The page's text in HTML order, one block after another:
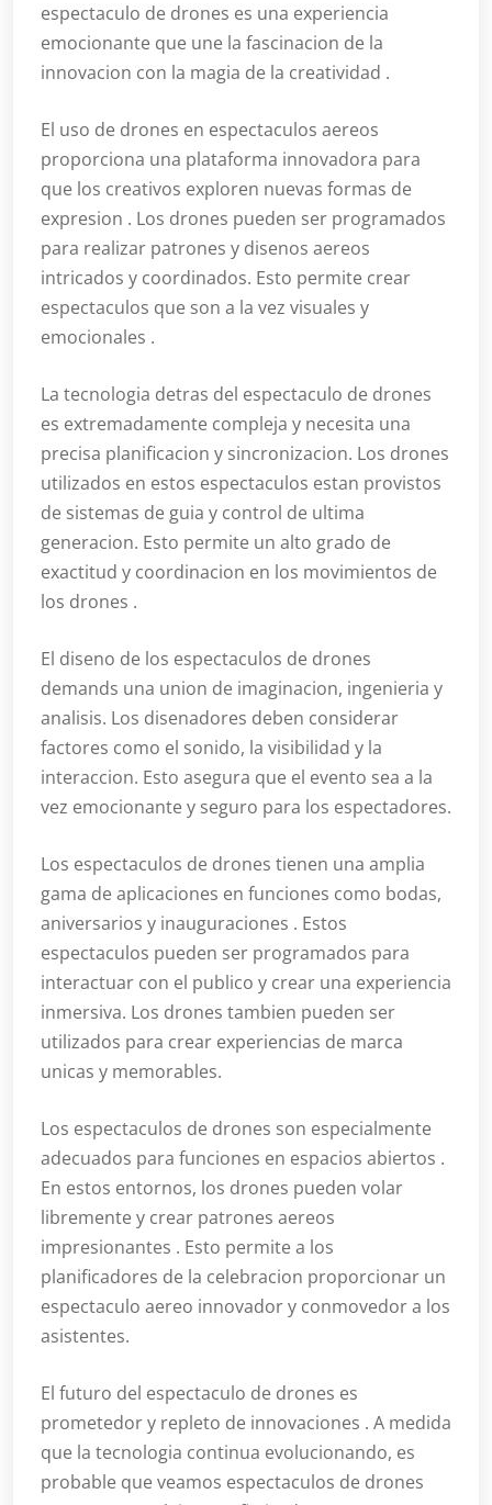
espectaculo de drones es una experiencia
emocionante que une la fascinacion de la
innovacion con la magia de la creatividad .
El uso de drones en espectaculos aereos
proporciona una plataforma innovadora para
que los creativos exploren nuevas formas de
expresion . Los drones pueden ser programados
para realizar patrones y disenos aereos
intricados y coordinados. Esto permite crear
espectaculos que son a la vez visuales y
emocionales .
La tecnologia detras del espectaculo de drones
es extremadamente compleja y necesita una
precisa planificacion y sincronizacion. Los drones
utilizados en estos espectaculos estan provistos
de sistemas de guia y control de ultima
generacion. Esto permite un alto grado de
exactitud y coordinacion en los movimientos de
los drones .
El diseno de los espectaculos de drones
demands una union de imaginacion, ingenieria y
analisis. Los disenadores deben considerar
factores como el sonido, la visibilidad y la
interaccion. Esto asegura que el evento sea a la
vez emocionante y seguro para los espectadores.
Los espectaculos de drones tienen una amplia
gama de aplicaciones en funciones como bodas,
aniversarios y inauguraciones . Estos
espectaculos pueden ser programados para
interactuar con el publico y crear una experiencia
inmersiva. Los drones tambien pueden ser
utilizados para crear experiencias de marca
unicas y memorables.
Los espectaculos de drones son especialmente
adecuados para funciones en espacios abiertos .
En estos entornos, los drones pueden volar
libremente y crear patrones aereos
impresionantes . Esto permite a los
planificadores de la celebracion proporcionar un
espectaculo aereo innovador y conmovedor a los
asistentes.
El futuro del espectaculo de drones es
prometedor y repleto de innovaciones . A medida
que la tecnologia continua evolucionando, es
probable que veamos espectaculos de drones